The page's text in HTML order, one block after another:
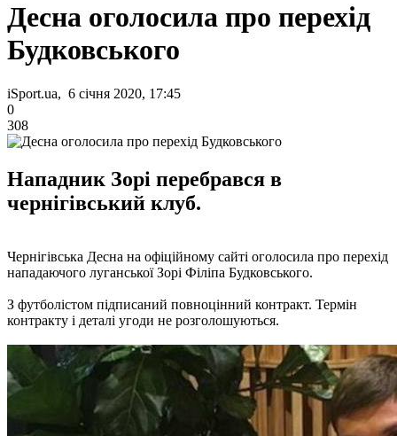
Десна оголосила про перехід
Будковського
iSport.ua, 6 січня 2020, 17:45
0
308
Нападник Зорі перебрався в
чернігівський клуб.
Чернігівська Десна на офіційному сайті оголосила про перехід
нападаючого луганської Зорі Філіпа Будковського.
З футболістом підписаний повноцінний контракт. Термін
контракту і деталі угоди не розголошуються.